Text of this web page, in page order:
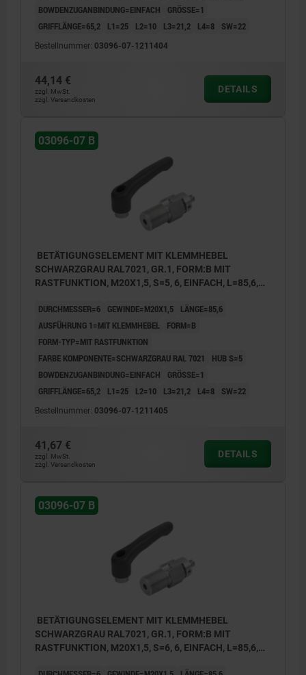
1) Bowdenzuganbindung einfach
3) Bowdenzuganbindung einfach mit
BOWDENZUGANBINDUNG=EINFACH
GRÖSSE=1
GRIFFLÄNGE=65,2
L1=25 L2=10 L3=21,2 L4=8 SW=22
Bestellnummer: 03096-07-1211404
44,14 €
zzgl. MwSt.
zzgl. Versandkosten
DETAILS
03096-07 B
BETÄTIGUNGSELEMENT MIT KLEMMHEBEL
SCHWARZGRAU RAL7021, GR.1, FORM:B MIT
RASTFUNKTION, M20X1,5, S=5, 6, EINFACH, L=85,6,
DURCHMESSER=6 GEWINDE=M20X1,5
LÄNGE=85,6
AUSFÜHRUNG 1=MIT KLEMMHEBEL
FORM=B
FORM-TYP=MIT RASTFUNKTION
FARBE KOMPONENTE=SCHWARZGRAU RAL 7021
HUB S=5
BOWDENZUGANBINDUNG=EINFACH
GRÖSSE=1
GRIFFLÄNGE=65,2
L1=25 L2=10 L3=21,2 L4=8 SW=22
Bestellnummer: 03096-07-1211405
41,67 €
zzgl. MwSt.
zzgl. Versandkosten
DETAILS
03096-07 B
BETÄTIGUNGSELEMENT MIT KLEMMHEBEL
SCHWARZGRAU RAL7021, GR.1, FORM:B MIT
RASTFUNKTION, M20X1,5, S=6, 6, EINFACH, L=85,6,